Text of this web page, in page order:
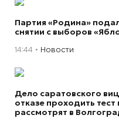
Партия «Родина»
снятии с выборов
14:44 Новости
Дело саратовского
отказе проходить
рассмотрят в